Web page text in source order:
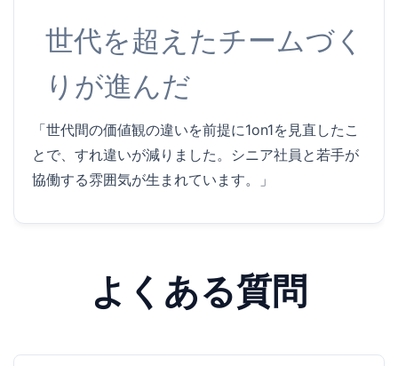
世代を超えたチームづく
りが進んだ
「世代間の価値観の違いを前提に1on1を見直したこ
とで、すれ違いが減りました。シニア社員と若手が
協働する雰囲気が生まれています。」
よくある質問